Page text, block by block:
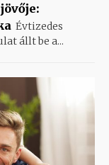
Évtizedes
állt be a...